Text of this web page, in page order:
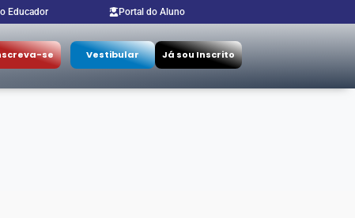
Educador Portal do Aluno
se Já sou Inscrito
Vestibular